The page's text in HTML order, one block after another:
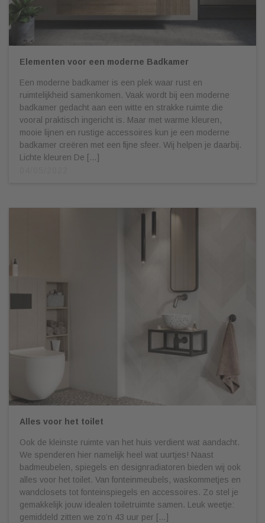
Elementen voor een moderne Badkamer
Een moderne badkamer is een plek waar rust en
ruimtelijkheid samenkomen. Vaak wordt bij een moderne
badkamer gedacht aan een witte en strakke ruimte die
vooral praktisch ingericht is. Maar met warme kleuren,
mooie lijnen en rustige accessoires kun je een moderne
badkamer creëren met een fijne sfeer. Wij helpen je daarbij.
Lichte kleuren De […]
Alles voor het toilet
Ook de kleinste ruimte van het huis verdient wat aandacht.
We spenderen hier namelijk heel wat uurtjes! Naast
badmeubelen, spiegels en designradiatoren bieden wij ook
alles voor het toilet. Van fonteinmeubels, waskommetjes en
wandclosets tot fonteinspiegels en accessoires. Zo stel je
gemakkelijk jouw idealen toiletruimte samen. Leuk weetje:
gemiddeld zitten we zo’n 43 uur per […]